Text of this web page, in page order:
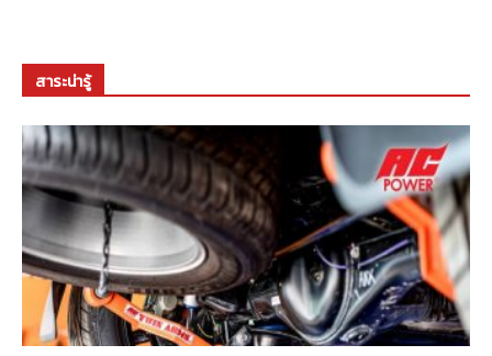
สาระน่ารู้